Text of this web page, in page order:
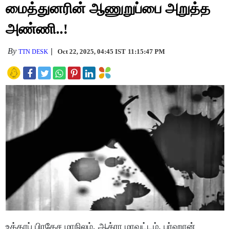
மைத்துனரின் ஆணுறுப்பை அறுத்த
அண்ணி..!
ByTTN DESK Oct 22, 2025, 04:45 IST 11:15:47 PM
உத்தரப் பிரதேச மாநிலம், ஆக்ரா மாவட்டம், பர்ஹான்